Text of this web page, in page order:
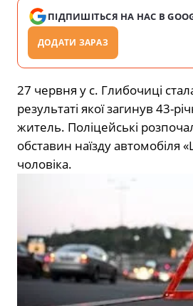
ПІДПИШІТЬСЯ НА НАС В
ДОДАТИ ЗАРАЗ
27 червня у с. Глибочиці
результаті якої загинув 43-
житель. Поліцейські
обставин наїзду автомобіля
чоловіка.